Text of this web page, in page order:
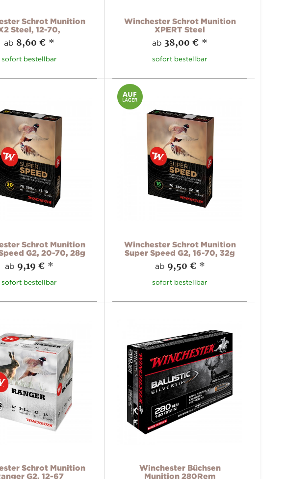
Schrot Munition
Steel, 12-70,
ab 8,60 € *
sofort bestellbar
Winchester Schrot Munition
XPERT Steel
ab 38,00 € *
sofort bestellbar
Schrot Munition
G2, 20-70, 28g
ab 9,19 € *
sofort bestellbar
Winchester Schrot Munition
Super Speed G2, 16-70, 32g
ab 9,50 € *
sofort bestellbar
Schrot Munition
G2, 12-67
Winchester Büchsen
Munition 280Rem